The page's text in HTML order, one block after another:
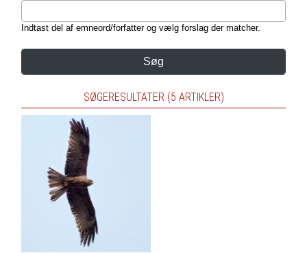
Indtast del af emneord/forfatter og vælg forslag der matcher.
Søg
SØGERESULTATER (5 ARTIKLER)